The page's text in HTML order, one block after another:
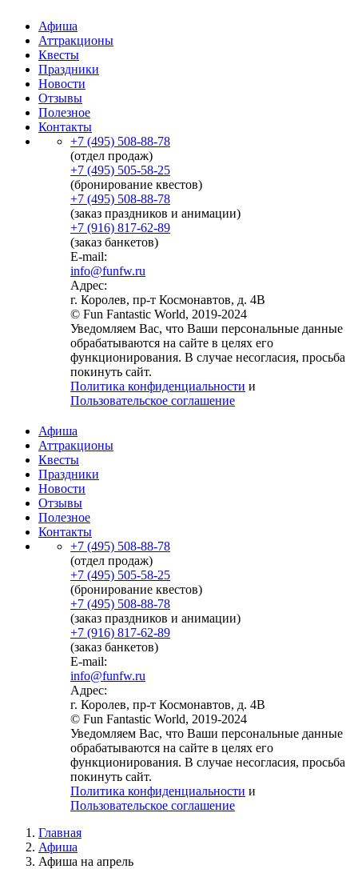
Афиша
Аттракционы
Квесты
Праздники
Новости
Отзывы
Полезное
Контакты
+7 (495) 508-88-78
(отдел продаж)
+7 (495) 505-58-25
(бронирование квестов)
+7 (495) 508-88-78
(заказ праздников и анимации)
+7 (916) 817-62-89
(заказ банкетов)
E-mail:
info@funfw.ru
Адрес:
г. Королев, пр-т Космонавтов, д. 4В
© Fun Fantastic World, 2019-2024
Уведомляем Вас, что Ваши персональные данные
обрабатываются на сайте в целях его
функционирования. В случае несогласия, просьба
покинуть сайт.
Политика конфиденциальности и
Пользовательское соглашение
Афиша
Аттракционы
Квесты
Праздники
Новости
Отзывы
Полезное
Контакты
+7 (495) 508-88-78
(отдел продаж)
+7 (495) 505-58-25
(бронирование квестов)
+7 (495) 508-88-78
(заказ праздников и анимации)
+7 (916) 817-62-89
(заказ банкетов)
E-mail:
info@funfw.ru
Адрес:
г. Королев, пр-т Космонавтов, д. 4В
© Fun Fantastic World, 2019-2024
Уведомляем Вас, что Ваши персональные данные
обрабатываются на сайте в целях его
функционирования. В случае несогласия, просьба
покинуть сайт.
Политика конфиденциальности и
Пользовательское соглашение
Главная
Афиша
Афиша на апрель